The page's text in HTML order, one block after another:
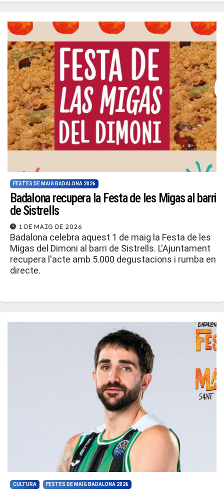
FESTES DE MAIG BADALONA 2026
Badalona recupera la Festa de les Migas al barri
de Sistrells
1 de maig de 2026
Badalona celebra aquest 1 de maig la Festa de les
Migas del Dimoni al barri de Sistrells. L'Ajuntament
recupera l'acte amb 5.000 degustacions i rumba en
directe.
CULTURA FESTES DE MAIG BADALONA 2026